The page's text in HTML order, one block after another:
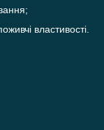
властивості.